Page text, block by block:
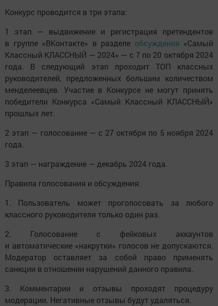
Конкурс проводится в три этапа:
1 этап — выдвижение и регистрация претендентов
в группе «ВКонтакте» в разделе обсуждения «Самый
Классный КЛАССНЫЙ — 2024» — с 7 по 20 октября 2024
года. В следующий этап проходит ТОП классных
руководителей, предложенных большим количеством
менделеевцев. Участие в Конкурсе не могут принять
победители Конкурса «Самый Классный КЛАССНЫЙ»
прошлых лет.
2 этап — голосование — с 27 октября по 5 ноября 2024
года.
3 этап — награждение — декабрь 2024 года.
Правила голосования и обсуждения:
1. Пользователь может проголосовать за любого
классного руководителя только один раз.
2. Голосование с фейковых аккаунтов
и автоматические «накрутки» голосов не допускаются.
Модератор оставляет за собой право применять
санкции в отношении нарушений данного правила.
3. Комментарии и отзывы проходят процедуру
модерации. Негативные отзывы будут удаляться.